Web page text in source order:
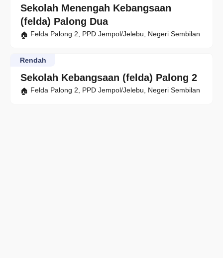
Sekolah Menengah Kebangsaan
(felda) Palong Dua
Felda Palong 2, PPD Jempol/Jelebu, Negeri Sembilan
Sekolah Kebangsaan (felda) Palong 2
Rendah
Felda Palong 2, PPD Jempol/Jelebu, Negeri Sembilan